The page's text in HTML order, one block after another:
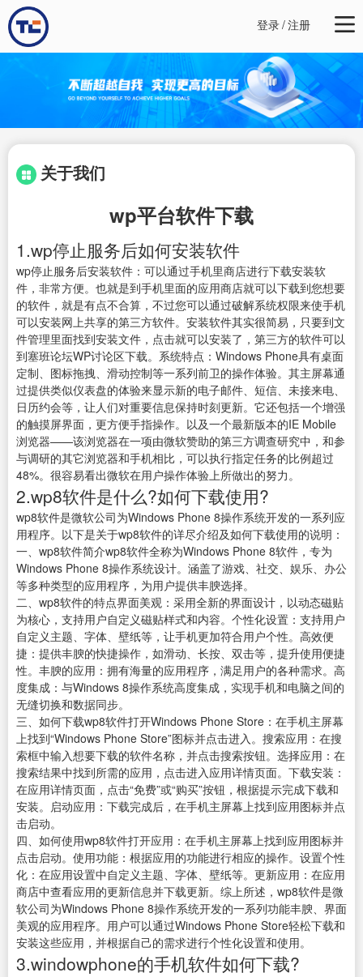
登录/注册
关于我们
wp平台软件下载
1.wp停止服务后如何安装软件
wp停止服务后安装软件：可以通过手机里商店进行下载安装软
件，非常方便。也就是到手机里面的应用商店就可以下载到您想要
的软件，就是有点不合算，不过您可以通过破解系统权限来使手机
可以安装网上共享的第三方软件。安装软件其实很简易，只要到文
件管理里面找到安装文件，点击就可以安装了，第三方的软件可以
到塞班论坛WP讨论区下载。系统特点：Windows Phone具有桌面
定制、图标拖拽、滑动控制等一系列前卫的操作体验。其主屏幕通
过提供类似仪表盘的体验来显示新的电子邮件、短信、未接来电、
日历约会等，让人们对重要信息保持时刻更新。它还包括一个增强
的触摸屏界面，更方便手指操作。以及一个最新版本的IE Mobile
浏览器——该浏览器在一项由微软赞助的第三方调查研究中，和参
与调研的其它浏览器和手机相比，可以执行指定任务的比例超过
48%。很容易看出微软在用户操作体验上所做出的努力。
2.wp8软件是什么?如何下载使用?
wp8软件是微软公司为Windows Phone 8操作系统开发的一系列应
用程序。以下是关于wp8软件的详尽介绍及如何下载使用的说明：
一、wp8软件简介wp8软件全称为Windows Phone 8软件，专为
Windows Phone 8操作系统设计。涵盖了游戏、社交、娱乐、办公
等多种类型的应用程序，为用户提供丰腴选择。
二、wp8软件的特点界面美观：采用全新的界面设计，以动态磁贴
为核心，支持用户自定义磁贴样式和内容。个性化设置：支持用户
自定义主题、字体、壁纸等，让手机更加符合用户个性。高效便
捷：提供丰腴的快捷操作，如滑动、长按、双击等，提升使用便捷
性。丰腴的应用：拥有海量的应用程序，满足用户的各种需求。高
度集成：与Windows 8操作系统高度集成，实现手机和电脑之间的
无缝切换和数据同步。
三、如何下载wp8软件打开Windows Phone Store：在手机主屏幕
上找到“Windows Phone Store”图标并点击进入。搜索应用：在搜
索框中输入想要下载的软件名称，并点击搜索按钮。选择应用：在
搜索结果中找到所需的应用，点击进入应用详情页面。下载安装：
在应用详情页面，点击“免费”或“购买”按钮，根据提示完成下载和
安装。启动应用：下载完成后，在手机主屏幕上找到应用图标并点
击启动。
四、如何使用wp8软件打开应用：在手机主屏幕上找到应用图标并
点击启动。使用功能：根据应用的功能进行相应的操作。设置个性
化：在应用设置中自定义主题、字体、壁纸等。更新应用：在应用
商店中查看应用的更新信息并下载更新。综上所述，wp8软件是微
软公司为Windows Phone 8操作系统开发的一系列功能丰腴、界面
美观的应用程序。用户可以通过Windows Phone Store轻松下载和
安装这些应用，并根据自己的需求进行个性化设置和使用。
3.windowphone的手机软件如何下载?